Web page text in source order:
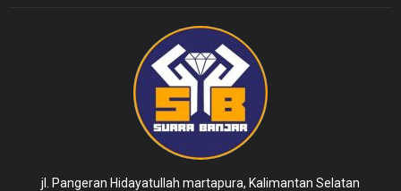
jl. Pangeran Hidayatullah martapura, Kalimantan Selatan